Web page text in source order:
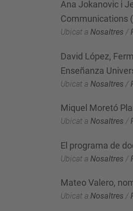
Ana Jokanovic i
Communications
Ubicat a Nosaltres /
David López,
Enseñanza
Ubicat a Nosaltres /
Miquel Moretó
Ubicat a Nosaltres /
El programa de
Ubicat a Nosaltres /
Mateo Valero,
Ubicat a Nosaltres /